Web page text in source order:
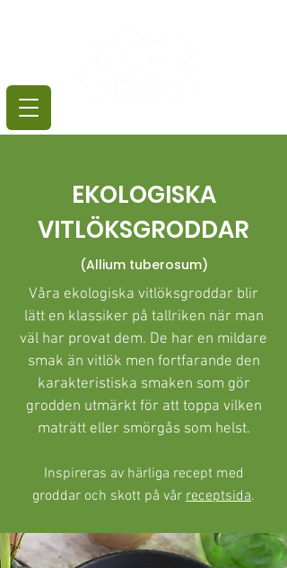
EKOLOGISKA
VITLÖKSGRODDAR
(Allium tuberosum)
Våra ekologiska vitlöksgroddar blir
lätt en klassiker på tallriken när man
väl har provat dem. De har en mildare
smak än vitlök men fortfarande den
karakteristiska smaken som gör
grodden utmärkt för att toppa vilken
maträtt eller smörgås som helst.
Inspireras av härliga recept med
groddar och skott på vår receptsida.